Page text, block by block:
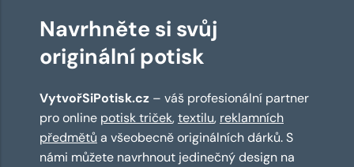
Navrhněte si svůj
originální potisk
VytvořSiPotisk.cz – váš profesionální partner
pro online potisk triček,textilu, reklamních
předmětů a všeobecně originálních dárků. S
námi můžete navrhnout jedinečný design na